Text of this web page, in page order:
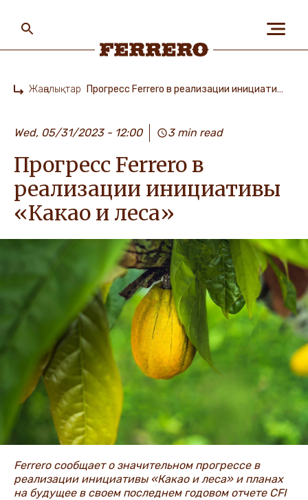
АДАМДАР ЖӘНЕ
ҒАЛАМШАР
БІЗДІҢ БРЕНДТЕР
МАНСАП
ЖАҢАЛЫҚТАР ЖӘНЕ
ОҚИҒАЛАР
ӘДЕП КОДЕКСІ
main
content
Жаңалықтар Прогресс Ferrero в реализации инициативы «Какао и леса»
Wed, 05/31/2023 - 12:00 3 min read
Прогресс Ferrero в
реализации инициативы
«Какао и леса»
Ferrero сообщает о значительном прогрессе в
реализации инициативы «Какао и леса» и планах
на будущее в своем последнем годовом отчете CFI